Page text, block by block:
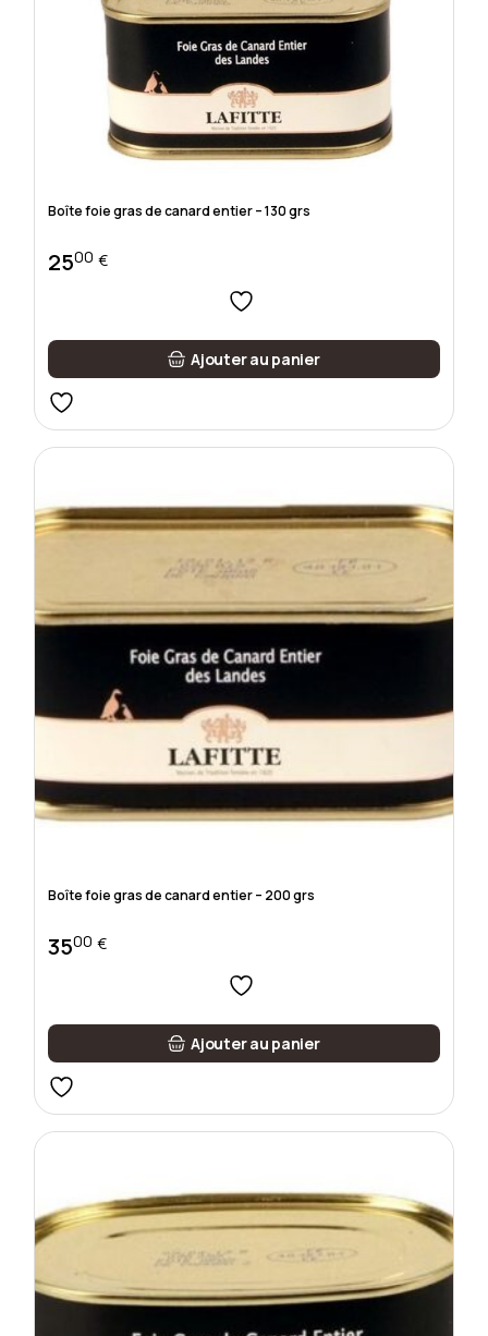
Boîte foie gras de canard entier – 130 grs
2500 €
Ajouter au panier
Boîte foie gras de canard entier – 200 grs
3500 €
Ajouter au panier